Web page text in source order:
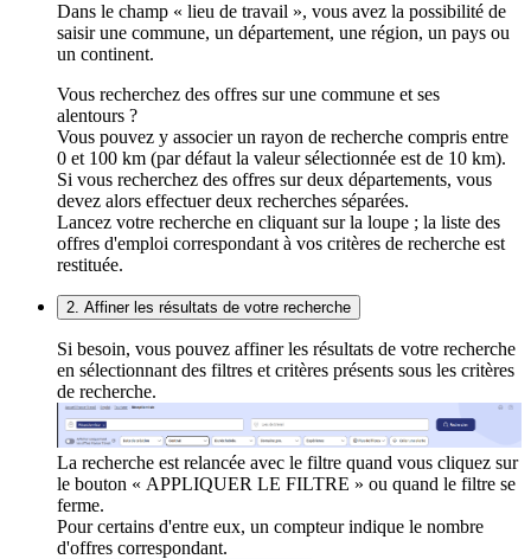
Dans le champ « lieu de travail », vous avez la possibilité de
saisir une commune, un département, une région, un pays ou
un continent.
Vous recherchez des offres sur une commune et ses
alentours ?
Vous pouvez y associer un rayon de recherche compris entre
0 et 100 km (par défaut la valeur sélectionnée est de 10 km).
Si vous recherchez des offres sur deux départements, vous
devez alors effectuer deux recherches séparées.
Lancez votre recherche en cliquant sur la loupe ; la liste des
offres d'emploi correspondant à vos critères de recherche est
restituée.
2. Affiner les résultats de votre recherche
Si besoin, vous pouvez affiner les résultats de votre recherche
en sélectionnant des filtres et critères présents sous les critères
de recherche.
La recherche est relancée avec le filtre quand vous cliquez sur
le bouton « APPLIQUER LE FILTRE » ou quand le filtre se
ferme.
Pour certains d'entre eux, un compteur indique le nombre
d'offres correspondant.